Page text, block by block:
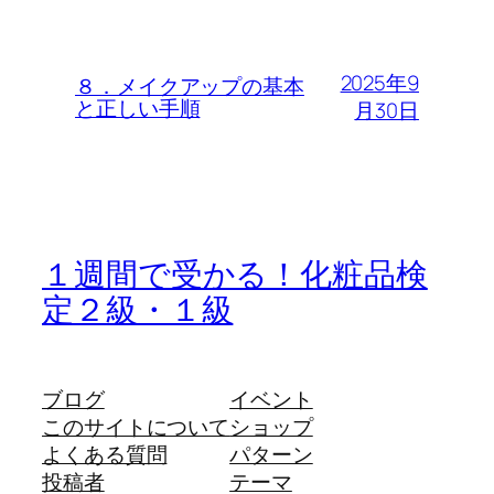
８．メイクアップの基本
と正しい手順
2025年9
月30日
１週間で受かる！化粧品検
定２級・１級
ブログ
このサイトについて
よくある質問
投稿者
イベント
ショップ
パターン
テーマ